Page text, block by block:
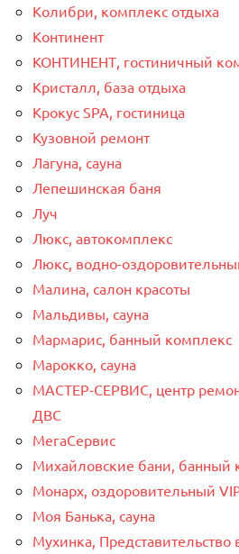
Колибри, комплекс отдыха
Континент
КОНТИНЕНТ, гостиничный
Кристалл, база отдыха
Крокус SPA, гостиница
Кузовной ремонт
Лагуна, сауна
Лепешинская баня
Луч
Люкс, автокомплекс
Люкс, водно-
Малина, салон красоты
Мальдивы, сауна
Мармарис, банный комплекс
Марокко, сауна
МАСТЕР-СЕРВИС, центр
ДВС
МегаСервис
Михайловские бани, банный
Монарх, оздоровительный
Моя Банька, сауна
Мухинка, Представительство